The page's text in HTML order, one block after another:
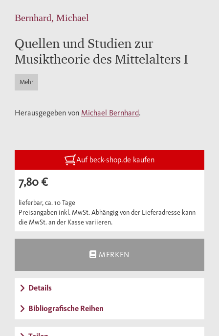
Bernhard, Michael
Quellen und Studien zur
Musiktheorie des Mittelalters I
Mehr
Herausgegeben von Michael Bernhard.
Auf beck-shop.de kaufen
7,80 €
lieferbar, ca. 10 Tage
Preisangaben inkl. MwSt. Abhängig von der Lieferadresse kann
die MwSt. an der Kasse variieren.
MERKEN
Details
Bibliografische Reihen